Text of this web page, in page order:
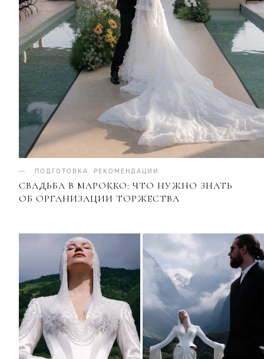
ПОДГОТОВКА РЕКОМЕНДАЦИИ
СВАДЬБА В МАРОККО: ЧТО НУЖНО ЗНАТЬ
ОБ ОРГАНИЗАЦИИ ТОРЖЕСТВА